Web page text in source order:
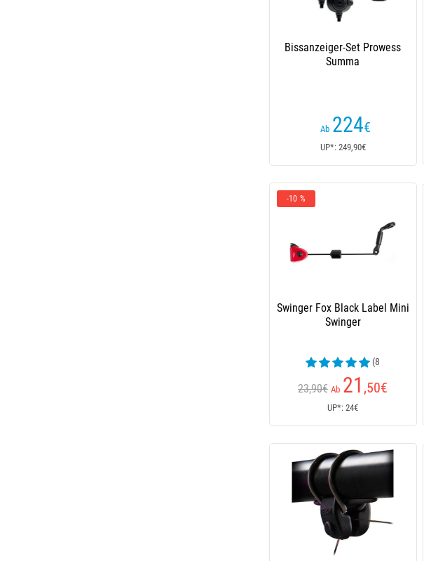
Bissanzeiger-Set Prowess
Summa
Ab 224€
UP*: 249,90€
-10 %
Swinger Fox Black Label Mini
Swinger
(8
Kundenrezensionen)
23,90€ Ab 21 ,50€
UP*: 24€